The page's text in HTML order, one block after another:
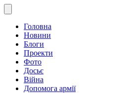
Головна
Новини
Блоги
Проекти
Фото
Досьє
Війна
Допомога армії